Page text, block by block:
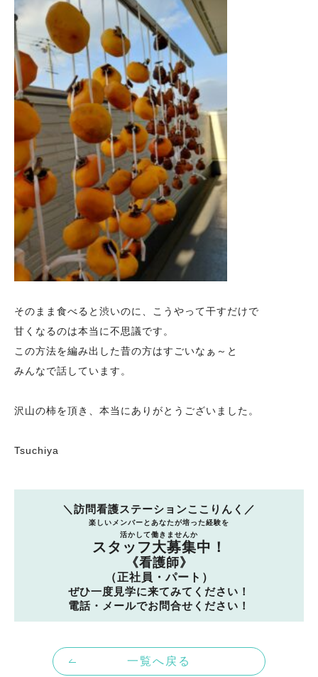
そのまま食べると渋いのに、こうやって干すだけで
甘くなるのは本当に不思議です。
この方法を編み出した昔の方はすごいなぁ～と
みんなで話しています。
沢山の柿を頂き、本当にありがとうございました。
Tsuchiya
＼訪問看護ステーションここりんく／
楽しいメンバーとあなたが培った経験を
活かして働きませんか
スタッフ大募集中！
《看護師》
（正社員・パート）
ぜひ一度見学に来てみてください！
電話・メールでお問合せください！
一覧へ戻る